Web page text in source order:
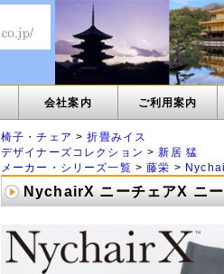
会社案内 ご利用案内
椅子・チェア >折畳みイス
デザイナーズコレクション >新居 猛
メーカー・シリーズ一覧 >藤栄 >
NychairX ニーチェアX ニ